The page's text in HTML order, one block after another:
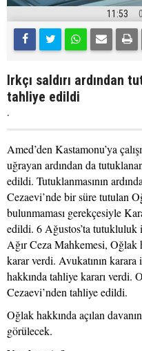
11:53
Irkçı saldırı ardından
tahliye edildi
.
Amed’den Kastamonu’ya
uğrayan ardından da
edildi. Tutuklanmasının
Cezaevi’nde bir süre tutulan
bulunmaması gerekçesiyle
edildi. 6 Ağustos’ta tutukluluk
Ağır Ceza Mahkemesi, Oğlak
karar verdi. Avukatının
hakkında tahliye kararı
Cezaevi’nden tahliye edildi.
Oğlak hakkında açılan
görülecek.